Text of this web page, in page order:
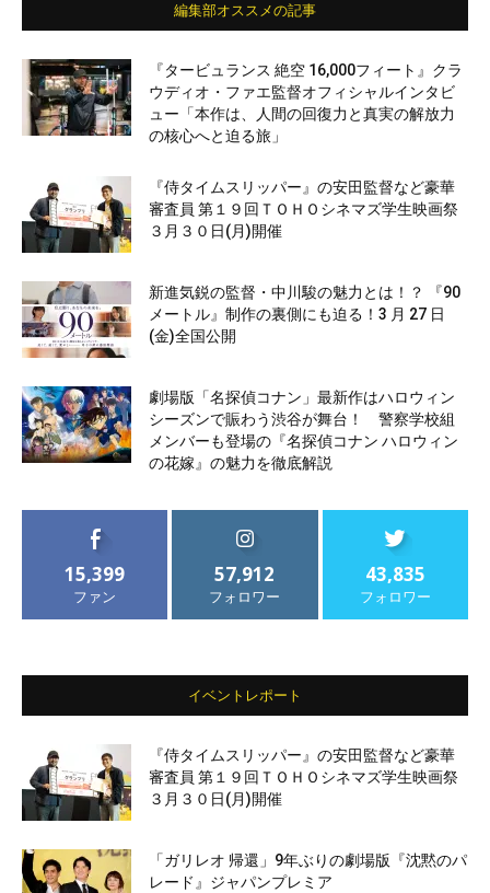
編集部オススメの記事
『タービュランス 絶空 16,000フィート』クラ
ウディオ・ファエ監督オフィシャルインタビ
ュー「本作は、人間の回復力と真実の解放力
の核心へと迫る旅」
『侍タイムスリッパー』の安田監督など豪華
審査員 第１９回ＴＯＨＯシネマズ学生映画祭
３月３０日(月)開催
新進気鋭の監督・中川駿の魅力とは！？ 『90
メートル』制作の裏側にも迫る！3 月 27 日
(金)全国公開
劇場版「名探偵コナン」最新作はハロウィン
シーズンで賑わう渋谷が舞台！ 警察学校組
メンバーも登場の『名探偵コナン ハロウィン
の花嫁』の魅力を徹底解説
15,399
ファン
57,912
フォロワー
43,835
フォロワー
イベントレポート
『侍タイムスリッパー』の安田監督など豪華
審査員 第１９回ＴＯＨＯシネマズ学生映画祭
３月３０日(月)開催
「ガリレオ 帰還」9年ぶりの劇場版『沈黙のパ
レード』ジャパンプレミア